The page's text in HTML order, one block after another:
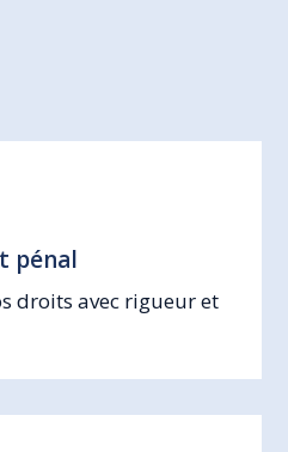
pénal
droits avec rigueur et